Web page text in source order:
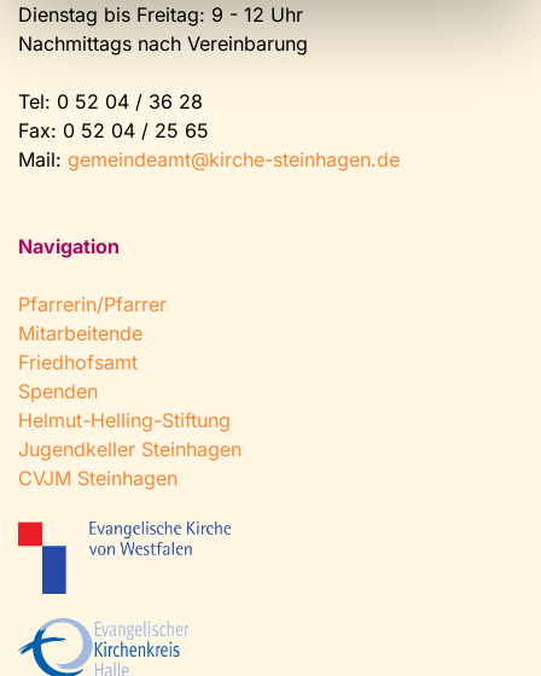
Dienstag bis Freitag: 9 - 12 Uhr
Nachmittags nach Vereinbarung
Tel: 0 52 04 / 36 28
Fax: 0 52 04 / 25 65
Mail: gemeindeamt@kirche-steinhagen.de
Navigation
Pfarrerin/Pfarrer
Mitarbeitende
Friedhofsamt
Spenden
Helmut-Helling-Stiftung
Jugendkeller Steinhagen
CVJM Steinhagen